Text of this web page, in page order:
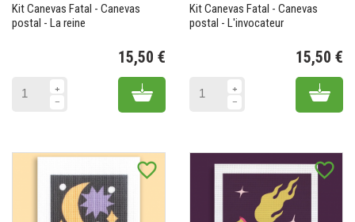
Kit Canevas Fatal - Canevas
postal - La reine
15,50 €
Add to cart
Kit Canevas Fatal - Canevas
postal - L'invocateur
15,50 €
Add
favorite_border favorite_border